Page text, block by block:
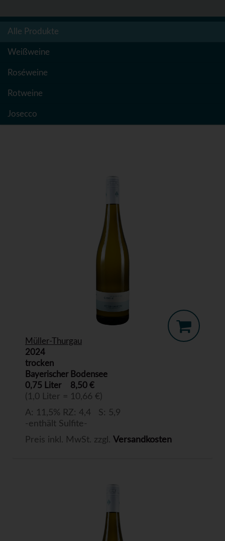
Alle Produkte
Weißweine
Roséweine
Rotweine
Josecco
Müller-Thurgau
2024
trocken
Bayerischer Bodensee
0,75 Liter
8,50 €
(1,0 Liter = 10,66 €)
A: 11,5% RZ: 4,4 S: 5,9
-enthält Sulfite-
Preis inkl. MwSt. zzgl. Versandkosten